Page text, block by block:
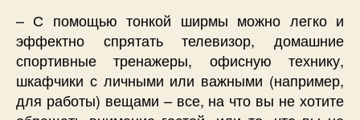
– С помощью тонкой ширмы можно легко и
эффектно спрятать телевизор, домашние
спортивные тренажеры, офисную технику,
шкафчики с личными или важными (например,
для работы) вещами – все, на что вы не хотите